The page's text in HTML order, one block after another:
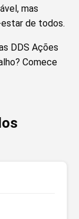
mas
de todos.
DDS Ações
Comece